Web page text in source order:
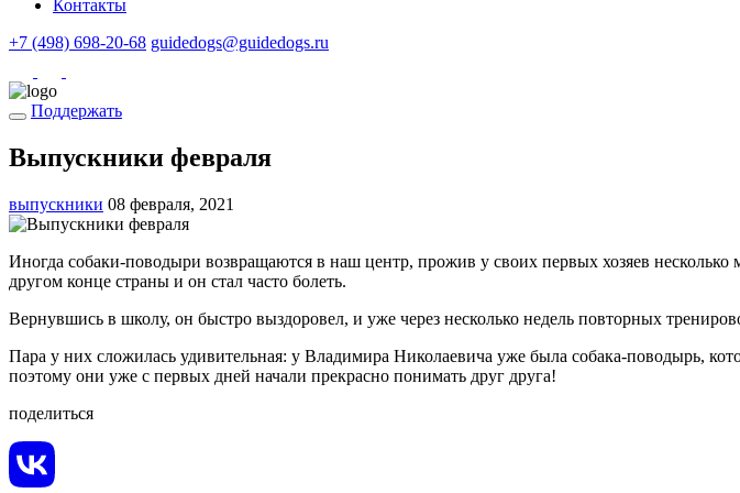
Контакты
+7 (498) 698-20-68 guidedogs@guidedogs.ru
Поддержать
Выпускники февраля
выпускники 08 февраля, 2021
Иногда собаки-поводыри возвращаются в наш центр, прожив у своих первых хозяев
другом конце страны и он стал часто болеть.
Вернувшись в школу, он быстро выздоровел, и уже через несколько недель повторных
Пара у них сложилась удивительная: у Владимира Николаевича уже была собака-поводырь,
поэтому они уже с первых дней начали прекрасно понимать друг друга!
поделиться